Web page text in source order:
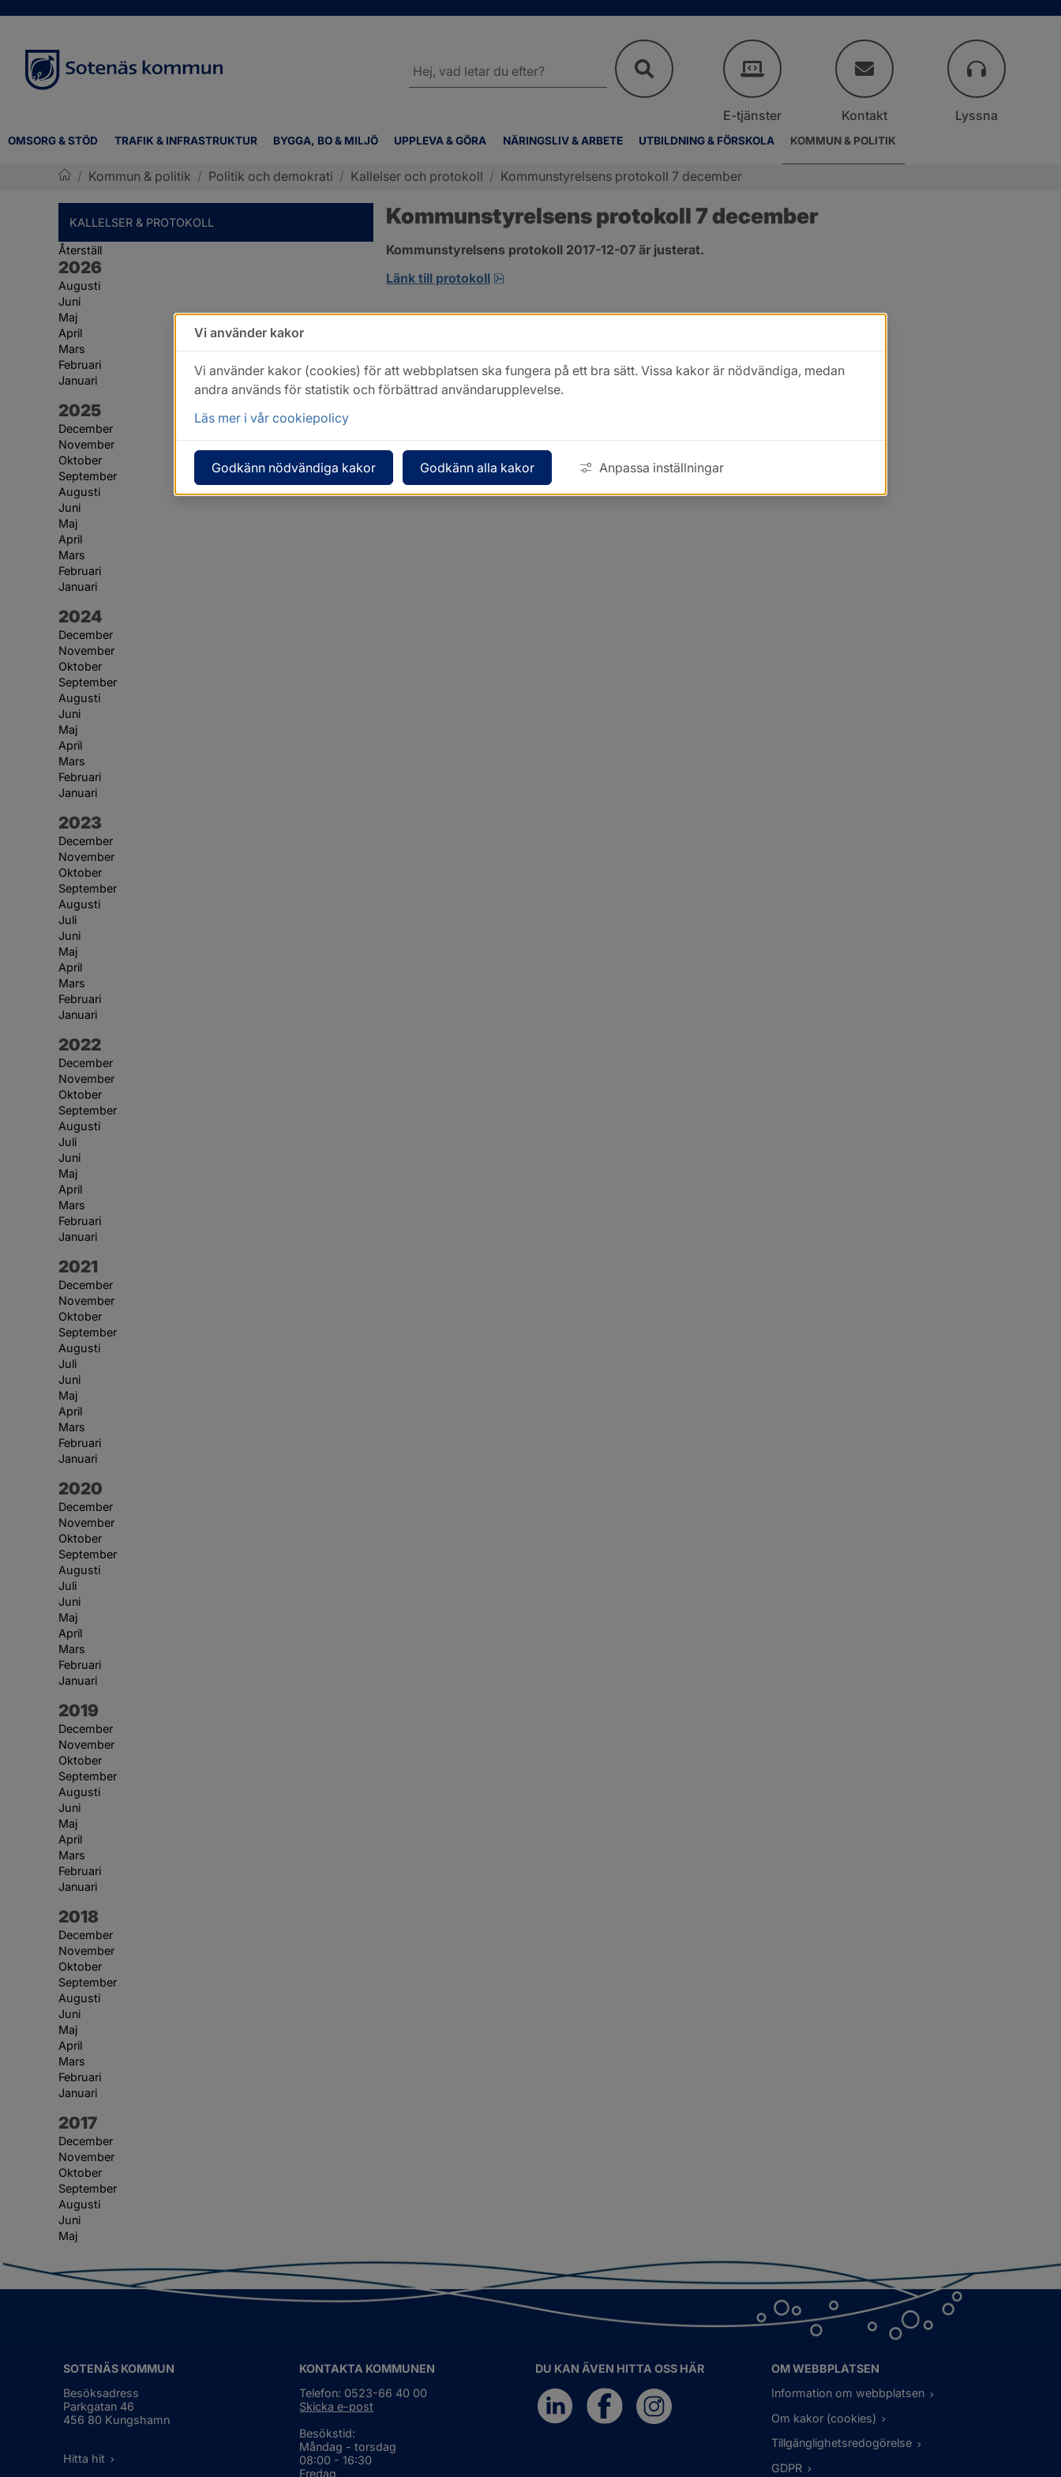
OMSORG & STÖD TRAFIK & INFRASTRUKTUR BYGGA, BO & MILJÖ UPPLEVA & GÖRA NÄRINGSLIV & ARBETE UTBILDNING & FÖRSKOLA KOMMUN & POLITIK
webbplatsen
E-tjänster Kontakt Lyssna
/ Kommun & politik / Politik och demokrati / Kallelser och protokoll / Kommunstyrelsens protokoll 7 december
KALLELSER & PROTOKOLL
Återställ
År:
2026
Augusti
Juni
Maj
April
Mars
Februari
Januari
År:
2025
December
November
Oktober
September
Augusti
Juni
Maj
April
Mars
Februari
Januari
År:
2024
December
November
Oktober
September
Augusti
Juni
Maj
April
Mars
Februari
Januari
År:
2023
December
November
Oktober
September
Augusti
Juli
Juni
Maj
April
Mars
Februari
Januari
År:
2022
December
November
Oktober
September
Augusti
Juli
Juni
Maj
April
Mars
Februari
Januari
År:
2021
December
November
Oktober
September
Augusti
Juli
Juni
Maj
April
Mars
Februari
Januari
År:
2020
December
November
Oktober
September
Augusti
Juli
Juni
Maj
April
Mars
Februari
Januari
År:
2019
December
November
Oktober
September
Augusti
Juni
Maj
April
Mars
Februari
Januari
År:
2018
December
November
Oktober
September
Augusti
Juni
Maj
April
Mars
Februari
Januari
År:
2017
December
November
Oktober
September
Augusti
Juni
Maj
Kommunstyrelsens protokoll 7 december
Kommunstyrelsens protokoll 2017-12-07 är justerat.
Länk till protokoll
pdf, 123.1 kB, öppnas i nytt fönster.
SOTENÄS KOMMUN
Besöksadress
Parkgatan 46
456 80 Kungshamn
Hitta hit
KONTAKTA KOMMUNEN
Telefon: 0523-66 40 00
Skicka e-post
Besökstid:
Måndag - torsdag
08:00 - 16:30
Fredag
DU KAN ÄVEN HITTA OSS HÄR
OM WEBBPLATSEN
Information om webbplatsen
Om kakor (cookies)
Tillgänglighetsredogörelse
GDPR
Vi använder kakor
Vi använder kakor (cookies) för att webbplatsen ska fungera på ett bra sätt. Vissa kakor är nödvändiga, medan
andra används för statistik och förbättrad användarupplevelse.
Läs mer i vår cookiepolicy
Godkänn nödvändiga kakor Godkänn alla kakor Anpassa inställningar